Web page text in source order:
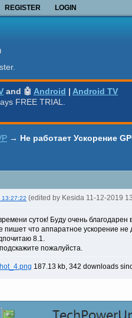
REGISTER LOGIN
and 🤖 Android | Android TV
FREE TRIAL.
→ Не работает Ускорение
13:27:22 (edited by Kesida 11-12-2019
суток! Буду очень
пишет что аппаратное ускорение не
8.1.
пожалуйста.
187.13 kb, 342 downloads